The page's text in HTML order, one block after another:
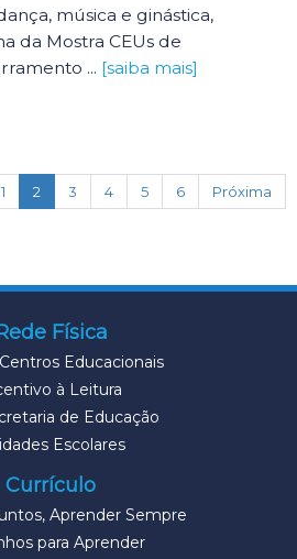
música e ginástica,
da Mostra CEUs de
... [saiba mais]
1 2 (current)
3 4 5 6
Próxima
Física
Educacionais
à Leitura
de Educação
Escolares
Currículo
Aprender Sempre
para Aprender